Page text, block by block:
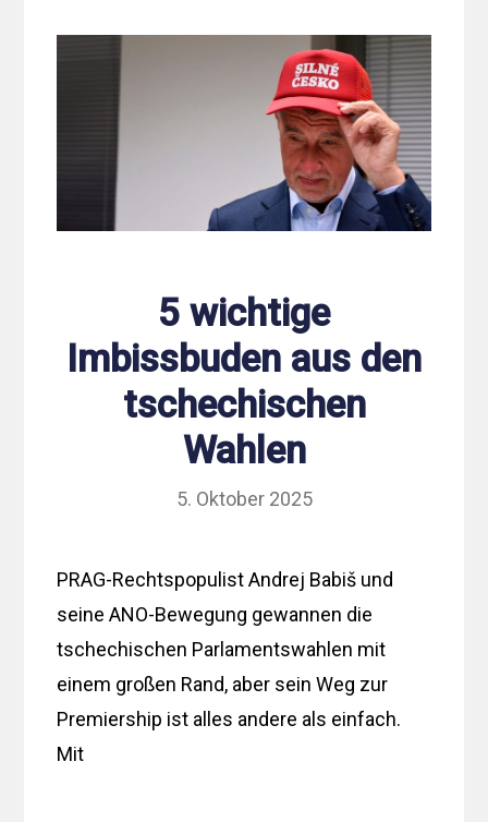
5 wichtige
Imbissbuden aus den
tschechischen
Wahlen
5. Oktober 2025
PRAG-Rechtspopulist Andrej Babiš und
seine ANO-Bewegung gewannen die
tschechischen Parlamentswahlen mit
einem großen Rand, aber sein Weg zur
Premiership ist alles andere als einfach.
Mit